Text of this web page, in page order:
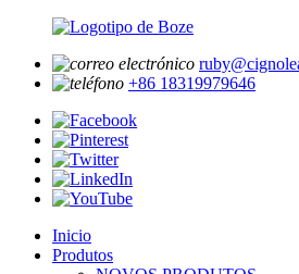
+86 18319979646
Inicio
Produtos